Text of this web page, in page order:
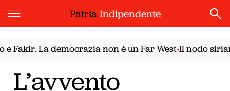
PatriaIndipendente
La democrazia non è un Far West•Il nodo siriano. Il
L’avvento